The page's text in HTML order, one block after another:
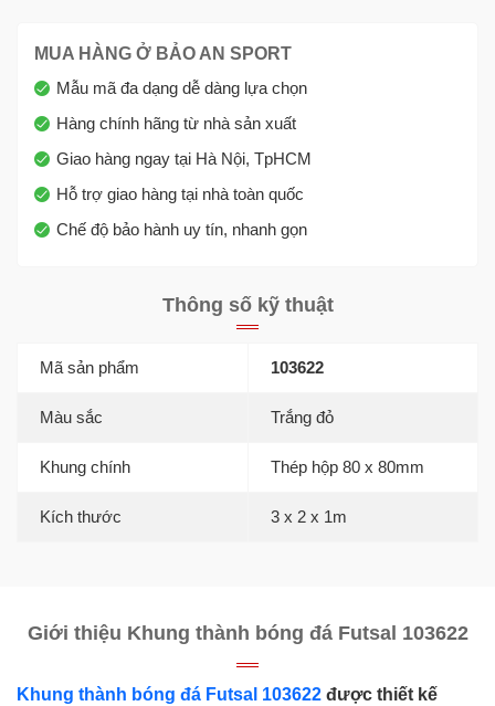
MUA HÀNG Ở BẢO AN SPORT
Mẫu mã đa dạng dễ dàng lựa chọn
Hàng chính hãng từ nhà sản xuất
Giao hàng ngay tại Hà Nội, TpHCM
Hỗ trợ giao hàng tại nhà toàn quốc
Chế độ bảo hành uy tín, nhanh gọn
Thông số kỹ thuật
Mã sản phẩm 103622
Màu sắc Trắng đỏ
Khung chính Thép hộp 80 x 80mm
Kích thước 3 x 2 x 1m
Giới thiệu Khung thành bóng đá Futsal 103622
Khung thành bóng đá Futsal 103622 được thiết kế